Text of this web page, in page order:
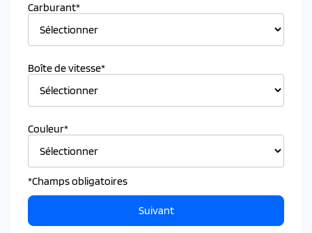
Carburant*
Boîte de vitesse*
Couleur*
*Champs obligatoires
Suivant